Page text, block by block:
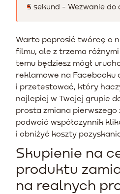
5 sekund - Wezwanie do
Warto poprosić twórcę o
filmu, ale z trzema
temu będziesz mógł
reklamowe na Facebooku
i przetestować, który
najlepiej w Twojej grupie
prosta zmiana
podwoić współczynnik
i obniżyć koszty
Skupienie na
produktu
na realnych